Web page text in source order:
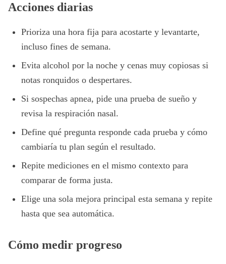
Acciones diarias
Prioriza una hora fija para acostarte y levantarte,
incluso fines de semana.
Evita alcohol por la noche y cenas muy copiosas si
notas ronquidos o despertares.
Si sospechas apnea, pide una prueba de sueño y
revisa la respiración nasal.
Define qué pregunta responde cada prueba y cómo
cambiaría tu plan según el resultado.
Repite mediciones en el mismo contexto para
comparar de forma justa.
Elige una sola mejora principal esta semana y repite
hasta que sea automática.
Cómo medir progreso